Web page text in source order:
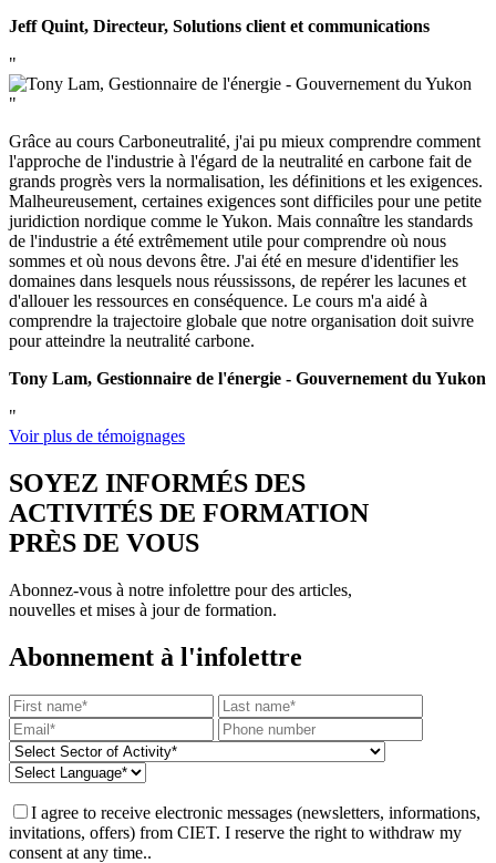
Jeff Quint, Directeur, Solutions client et communications
"
"
Grâce au cours Carboneutralité, j'ai pu mieux comprendre comment
l'approche de l'industrie à l'égard de la neutralité en carbone fait de
grands progrès vers la normalisation, les définitions et les exigences.
Malheureusement, certaines exigences sont difficiles pour une petite
juridiction nordique comme le Yukon. Mais connaître les standards
de l'industrie a été extrêmement utile pour comprendre où nous
sommes et où nous devons être. J'ai été en mesure d'identifier les
domaines dans lesquels nous réussissons, de repérer les lacunes et
d'allouer les ressources en conséquence. Le cours m'a aidé à
comprendre la trajectoire globale que notre organisation doit suivre
pour atteindre la neutralité carbone.
Tony Lam, Gestionnaire de l'énergie - Gouvernement du Yukon
"
Voir plus de témoignages
SOYEZ INFORMÉS DES
ACTIVITÉS DE FORMATION
PRÈS DE VOUS
Abonnez-vous à notre infolettre pour des articles,
nouvelles et mises à jour de formation.
Abonnement à l'infolettre
I agree to receive electronic messages (newsletters, informations,
invitations, offers) from CIET. I reserve the right to withdraw my
consent at any time..